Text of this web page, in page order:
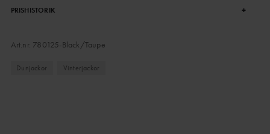
PRISHISTORIK +
Art.nr. 780125-Black/Taupe
Dunjackor Vinterjackor